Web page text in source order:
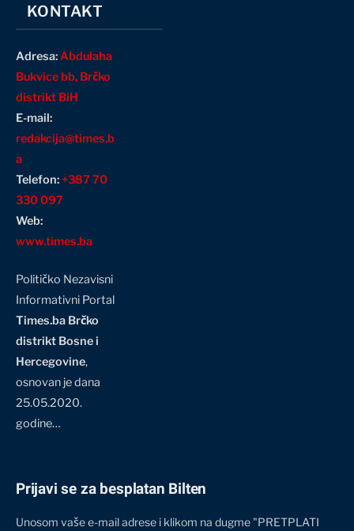
KONTAKT
Adresa:Abdulaha
Bukvice bb, Brčko
distrikt BiH
E-mail:
redakcija@times.b
a
Telefon:+387 70
330 097
Web:
www.times.ba
Političko Nezavisni
Informativni Portal
Times.ba Brčko
distrikt Bosne i
Hercegovine,
osnovan je dana
25.05.2020.
godine…
Prijavi se za besplatan Bilten
Unosom vaše e-mail adrese i klikom na dugme "PRETPLATI